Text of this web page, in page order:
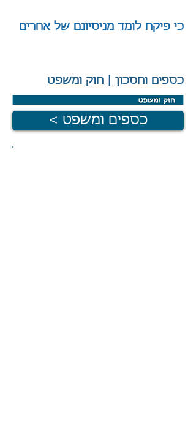
כי פיקח לומד מניסיונם של אחרים
כספים וחסכון חוק ומשפט
< כספים ומשפט